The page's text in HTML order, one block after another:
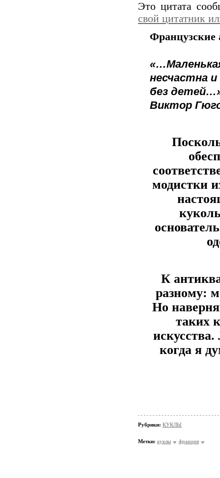
Это цитата
свой цитатник
несчастна
без
Виктор
модистки
К
разному:
Но
таких
когда я
Рубрики: КУКЛЫ
Метки: куклы франция